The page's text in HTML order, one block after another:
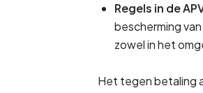
Regels in de
bescherming
zowel in het
Het tegen betaling